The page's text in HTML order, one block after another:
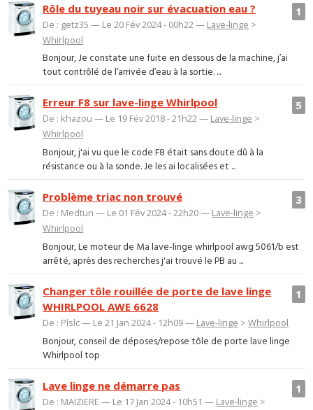
1
Rôle du tuyeau noir sur évacuation eau ?
De : getz35 — Le 20 Fév 2024 - 00h22 — Lave-linge >
Whirlpool
Bonjour, Je constate une fuite en dessous de la machine, j’ai
tout contrôlé de l’arrivée d’eau à la sortie. ...
5
Erreur F8 sur lave-linge Whirlpool
De : khazou — Le 19 Fév 2018 - 21h22 — Lave-linge >
Whirlpool
Bonjour, j'ai vu que le code F8 était sans doute dû à la
résistance ou à la sonde. Je les ai localisées et ...
3
Problème triac non trouvé
De : Medtun — Le 01 Fév 2024 - 22h20 — Lave-linge >
Whirlpool
Bonjour, Le moteur de Ma lave-linge whirlpool awg 5061/b est
arrêté, après des recherches j'ai trouvé le PB au ...
1
Changer tôle rouillée de porte de lave linge
WHIRLPOOL AWE 6628
De : Plslc — Le 21 Jan 2024 - 12h09 — Lave-linge >Whirlpool
Bonjour, conseil de déposes/repose tôle de porte lave linge
Whirlpool top
1
Lave linge ne démarre pas
De : MAIZIERE — Le 17 Jan 2024 - 10h51 — Lave-linge >